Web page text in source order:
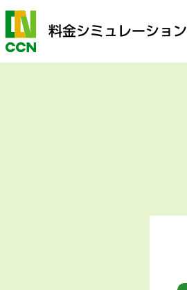
料金シミュレーション